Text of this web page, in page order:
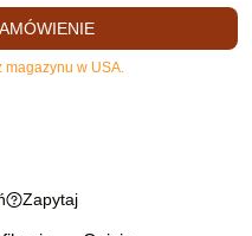
magazynu w USA.
Zapytaj